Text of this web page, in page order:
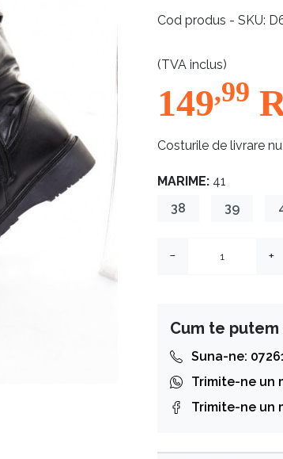
Cod produs - SKU
149,99
(TVA inclus)
Costurile de livrare
MARIME: 41
38
39
− +
Cum te putem
Suna-ne:
Trimite-ne un
Trimite-ne un